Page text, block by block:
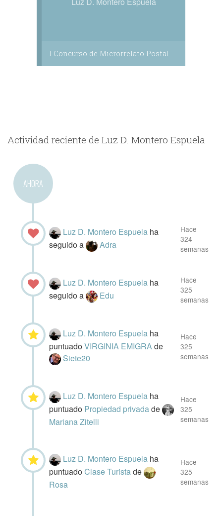
I Concurso de Microrrelato Postal
Actividad reciente de Luz D. Montero Espuela
AHORA
Luz D. Montero Espuela ha
seguido a
Adra
Hace
324
semanas
Luz D. Montero Espuela ha
seguido a
Edu
Hace
325
semanas
Luz D. Montero Espuela ha
puntuadoVIRGINIA EMIGRAde
Siete20
Hace
325
semanas
Luz D. Montero Espuela ha
puntuado Propiedad privadade
Mariana Zitelli
Hace
325
semanas
Luz D. Montero Espuela ha
puntuadoClase Turistade
Rosa
Hace
325
semanas